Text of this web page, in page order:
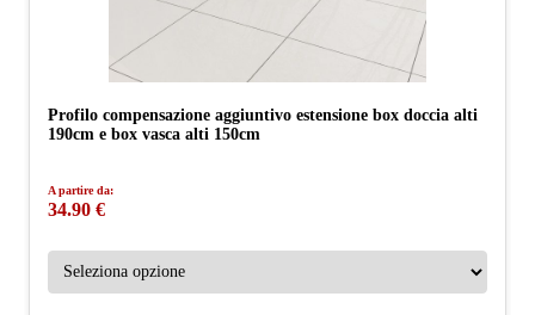
Profilo compensazione aggiuntivo estensione box doccia alti
190cm e box vasca alti 150cm
A partire da:
34.90 €